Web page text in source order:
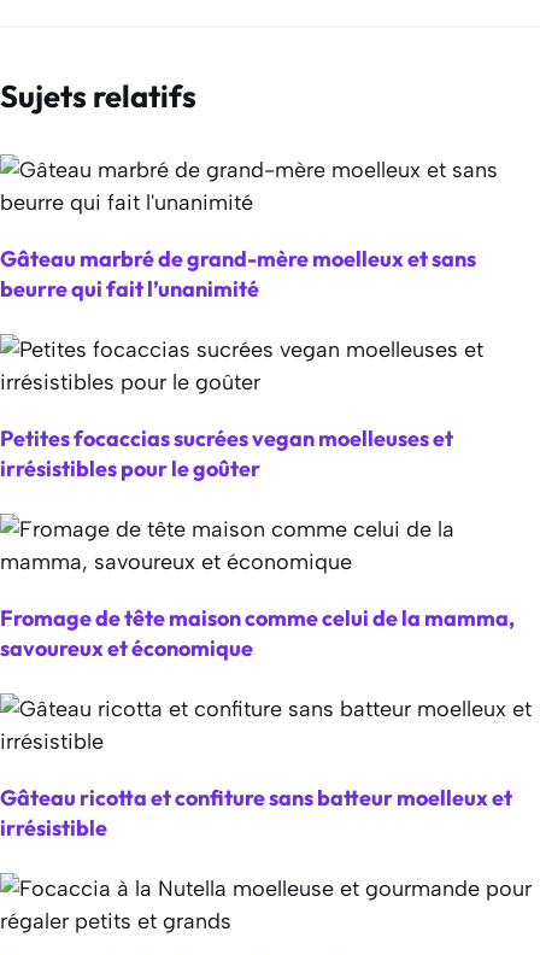
Sujets relatifs
Gâteau marbré de grand-mère moelleux et sans
beurre qui fait l’unanimité
Petites focaccias sucrées vegan moelleuses et
irrésistibles pour le goûter
Fromage de tête maison comme celui de la mamma,
savoureux et économique
Gâteau ricotta et confiture sans batteur moelleux et
irrésistible